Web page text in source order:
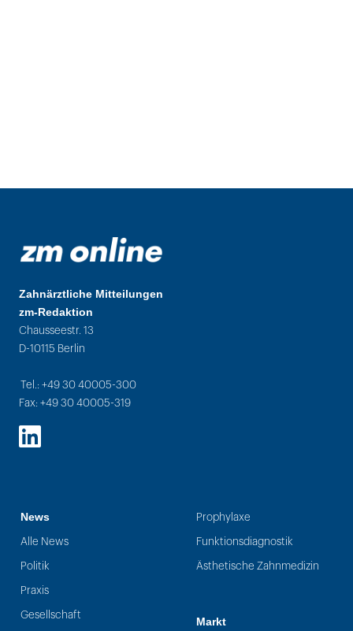
Zahnärztliche Mitteilungen
zm-Redaktion
Chausseestr. 13
D-10115 Berlin
Tel.: +49 30 40005-300
Fax: +49 30 40005-319
LinkedIn
News
Alle News
Politik
Praxis
Gesellschaft
Prophylaxe
Funktionsdiagnostik
Ästhetische Zahnmedizin
Markt